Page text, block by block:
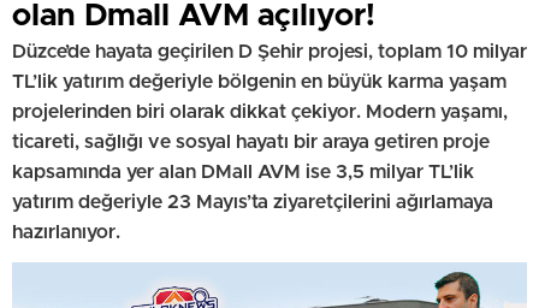
olan Dmall AVM açılıyor!
Düzce’de hayata geçirilen D Şehir projesi, toplam 10 milyar
TL’lik yatırım değeriyle bölgenin en büyük karma yaşam
projelerinden biri olarak dikkat çekiyor. Modern yaşamı,
ticareti, sağlığı ve sosyal hayatı bir araya getiren proje
kapsamında yer alan DMall AVM ise 3,5 milyar TL’lik
yatırım değeriyle 23 Mayıs’ta ziyaretçilerini ağırlamaya
hazırlanıyor.